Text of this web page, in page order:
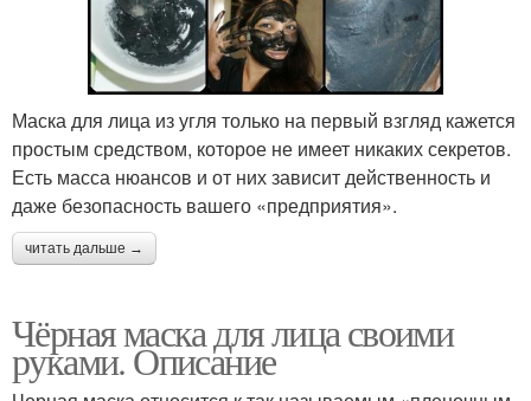
Маска для лица из угля только на первый взгляд кажется
простым средством, которое не имеет никаких секретов.
Есть масса нюансов и от них зависит действенность и
даже безопасность вашего «предприятия».
читать дальше →
Чёрная маска для лица своими
руками. Описание